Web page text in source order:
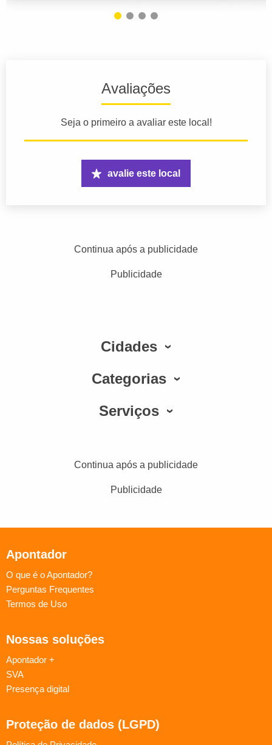
Avaliações
Seja o primeiro a avaliar este local!
avalie este local
Continua após a publicidade
Publicidade
Cidades
Categorias
Serviços
Continua após a publicidade
Publicidade
Apontador
O que é o Apontador?
Perguntas Frequentes
Termos de Uso
Nossas soluções
Apontador +
SVA
Presença digital
Proteção de dados (LGPD)